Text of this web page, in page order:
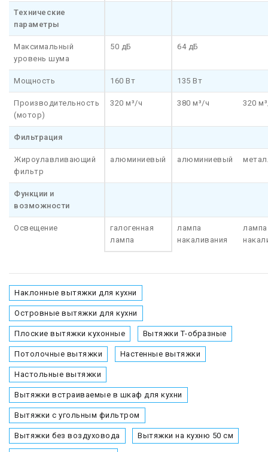
Технические
параметры
Максимальный
уровень шума
50 дБ 64 дБ
Мощность 160 Вт 135 Вт
Производительность
(мотор)
320 м³/ч 380 м³/ч 320
Фильтрация
Жироулавливающий
фильтр
алюминиевый алюминиевый
Функции и
возможности
Освещение
галогенная
лампа
лампа
накаливания
лампа
Наклонные вытяжки для кухни
Островные вытяжки для кухни
Плоские вытяжки кухонные Вытяжки Т-образные
Потолочные вытяжки Настенные вытяжки
Настольные вытяжки
Вытяжки встраиваемые в шкаф для кухни
Вытяжки с угольным фильтром
Вытяжки без воздуховода Вытяжки на кухню 50 см